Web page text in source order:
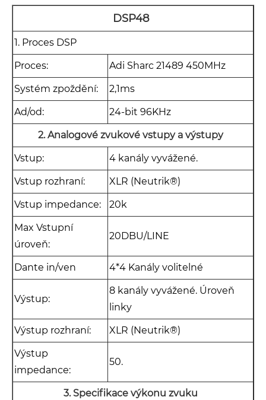
DSP48
1. Proces DSP
Proces: Adi Sharc 21489 450MHz
Systém zpoždění: 2,1ms
Ad/od: 24-bit 96KHz
2. Analogové zvukové vstupy a výstupy
Vstup: 4 kanály vyvážené.
Vstup rozhraní: XLR (Neutrik®)
Vstup impedance: 20k
Max Vstupní
úroveň:
20DBU/LINE
Dante in/ven 4*4 Kanály volitelné
Výstup:
8 kanály vyvážené. Úroveň
linky
Výstup rozhraní: XLR (Neutrik®)
Výstup
impedance:
50.
3. Specifikace výkonu zvuku